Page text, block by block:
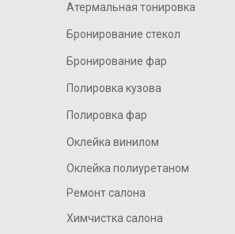
Атермальная тонировка
Бронирование стекол
Бронирование фар
Оклейка винилом
Оклейка полиуретаном
Химчистка салона
Полировка кузова
Полировка фар
Ремонт салона